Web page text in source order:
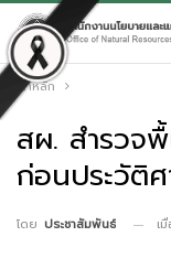
หน้าหลัก
สผ. สำรวจ
ก่อนประวัติ
โดย ประชาสัมพันธ์ เ